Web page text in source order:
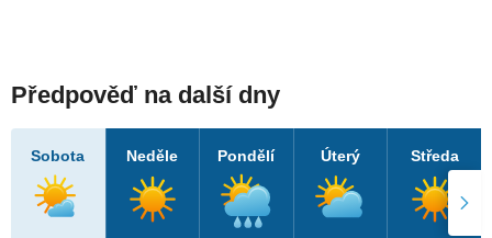
Předpověď na další dny
Sobota Neděle Pondělí Úterý Středa